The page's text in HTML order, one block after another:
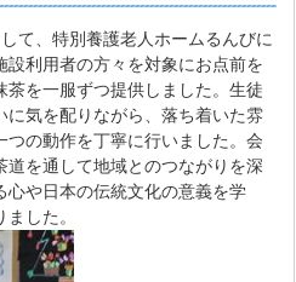
て、特別養護老人ホームるんびに
設利用者の方々を対象にお点前を
を一服ずつ提供しました。生徒
に気を配りながら、落ち着いた雰
の動作を丁寧に行いました。会
を通して地域とのつながりを深
心や日本の伝統文化の意義を学
した。